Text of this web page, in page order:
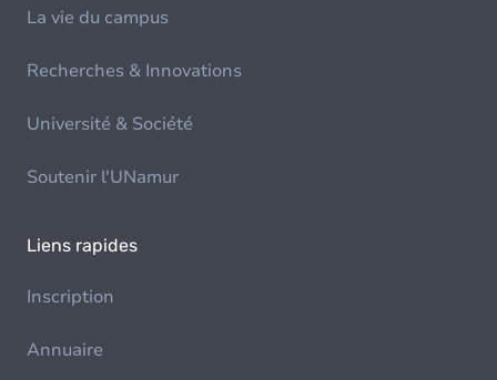
La vie du campus
Recherches & Innovations
Université & Société
Soutenir l'UNamur
Liens rapides
Inscription
Annuaire